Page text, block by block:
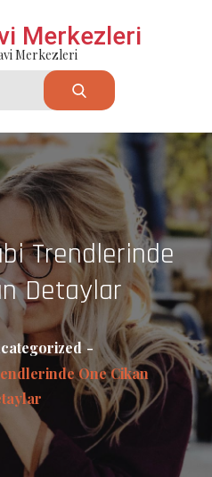
Merkezleri
Merkezleri
Trendlerinde
Detaylar
One Cikan